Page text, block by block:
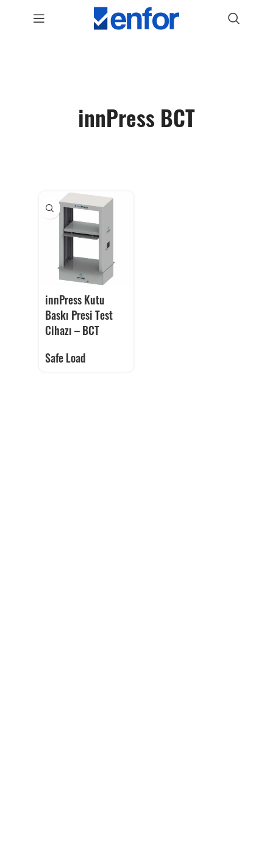
innPress BCT
innPress Kutu
Baskı Presi Test
Cihazı – BCT
Safe Load